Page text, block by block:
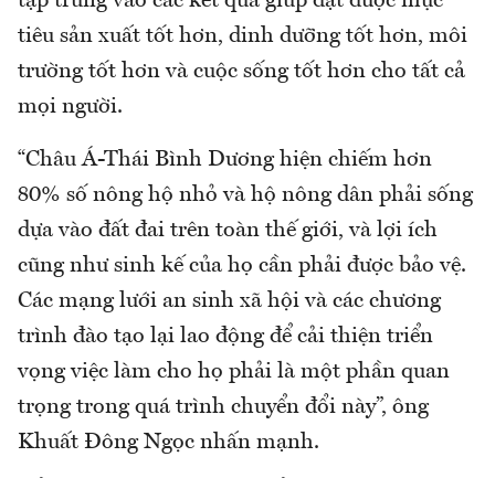
tiêu sản xuất tốt hơn, dinh dưỡng tốt hơn, môi
trường tốt hơn và cuộc sống tốt hơn cho tất cả
mọi người.
“Châu Á-Thái Bình Dương hiện chiếm hơn
80% số nông hộ nhỏ và hộ nông dân phải sống
dựa vào đất đai trên toàn thế giới, và lợi ích
cũng như sinh kế của họ cần phải được bảo vệ.
Các mạng lưới an sinh xã hội và các chương
trình đào tạo lại lao động để cải thiện triển
vọng việc làm cho họ phải là một phần quan
trọng trong quá trình chuyển đổi này”, ông
Khuất Đông Ngọc nhấn mạnh.